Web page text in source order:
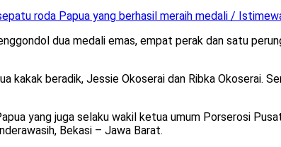
roda Papua yang berhasil meraih medali /
dua medali emas, empat perak dan satu
kakak beradik, Jessie Okoserai dan Ribka Okoserai.
yang juga selaku wakil ketua umum Porserosi
Bekasi – Jawa Barat.